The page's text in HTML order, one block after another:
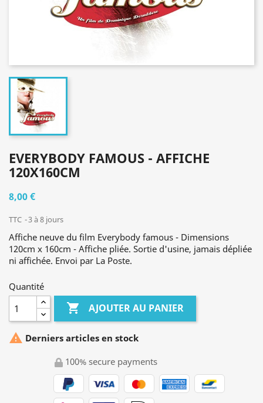
EVERYBODY FAMOUS - AFFICHE
120X160CM
8,00 €
TTC 3 à 8 jours
Affiche neuve du film Everybody famous - Dimensions
120cm x 160cm - Affiche pliée. Sortie d'usine, jamais dépliée
ni affichée. Envoi par La Poste.
Quantité
 AJOUTER AU PANIER
 Derniers articles en stock
100% secure payments